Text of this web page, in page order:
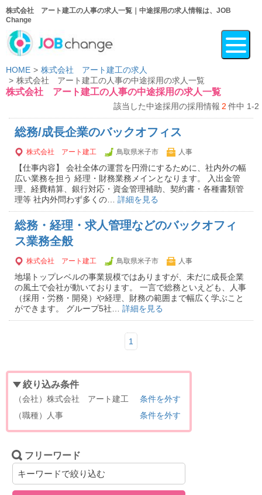
株式会社 アート建工の人事の求人一覧｜中途採用の求人情報は、JOB
Change
HOME
株式会社 アート建工の求人
株式会社 アート建工の人事の中途採用の求人一覧
株式会社 アート建工の人事の中途採用の求人一覧
該当した中途採用の採用情報 2 件中 1-2
総務/成長企業のバックオフィス
株式会社 アート建工 鳥取県米子市 人事
【仕事内容】 会社全体の運営を円滑にするために、社内外の幅
広い業務を担う 経理・財務業務メインとなります。 入出金管
理、経費精算、銀行対応・資金管理補助、契約書・各種書類管
理等 社内外問わず多くの… 詳細を見る
総務・経理・求人管理などのバックオフィ
ス業務全般
株式会社 アート建工 鳥取県米子市 人事
地場トップレベルの事業規模ではありますが、未だに成長企業
の風土で会社が動いております。 一言で総務といえども、人事
（採用・労務・開発）や経理、財務の範囲まで幅広く学ぶこと
ができます。 グループ5社… 詳細を見る
1
絞り込み条件
（会社）株式会社 アート建工
条件を外す
（職種）人事
条件を外す
フリーワード